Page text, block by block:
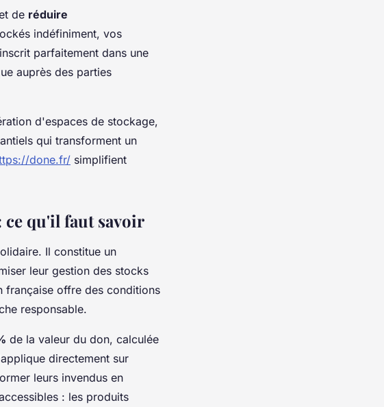
de réduire
indéfiniment, vos
parfaitement dans une
auprès des parties
d'espaces de stockage,
qui transforment un
done.fr/ simplifient
ce qu'il faut savoir
Il constitue un
leur gestion des stocks
française offre des conditions
responsable.
de la valeur du don, calculée
directement sur
leurs invendus en
: les produits